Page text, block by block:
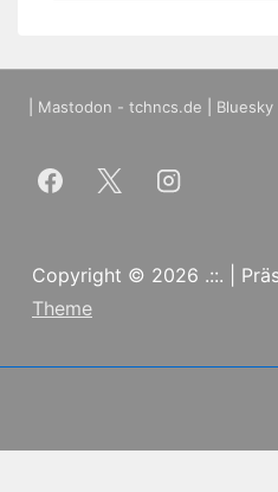
Mastodon - tchncs.de
Copyright © 2026 .::. |
Theme